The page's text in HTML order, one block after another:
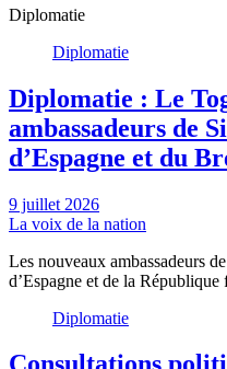
Diplomatie
Diplomatie
Diplomatie : Le
ambassadeurs de
d’Espagne et du
9 juillet 2026
La voix de la nation
Les nouveaux ambassadeurs
d’Espagne et de la
Diplomatie